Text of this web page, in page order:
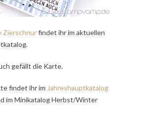
Zierschnurfindet ihr im aktuellen
gefällt die Karte.
findet ihr im Jahreshauptkatalog
im Minikatalog Herbst/Winter